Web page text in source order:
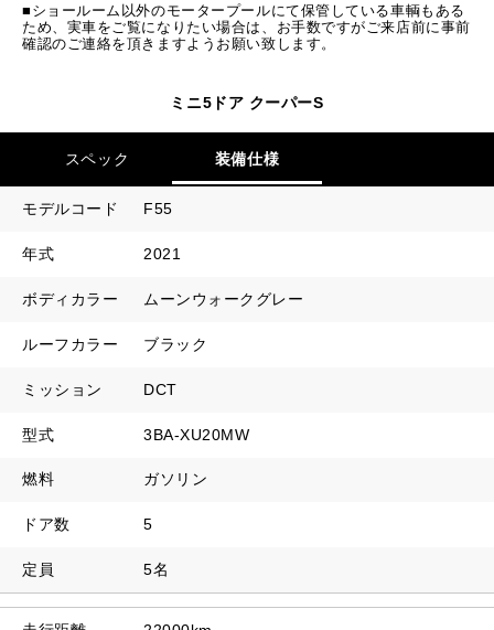
ボーナス月数 14 回
■ショールーム以外のモータープールにて保管している車輌もある
ため、実車をご覧になりたい場合は、お手数ですがご来店前に事前
確認のご連絡を頂きますようお願い致します。
ミニ5ドア クーパーS
スペック 装備仕様
モデルコード F55
年式 2021
ボディカラー ムーンウォークグレー
ルーフカラー ブラック
ミッション DCT
型式 3BA-XU20MW
燃料 ガソリン
ドア数 5
定員 5名